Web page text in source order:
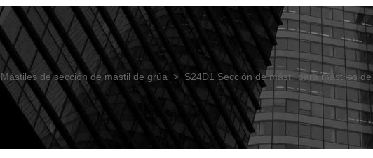
Mástiles de sección de mástil de grúa > S24D1 Sección de mástil para mástiles